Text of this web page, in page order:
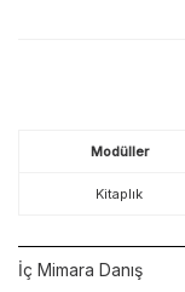
Modüller
Kitaplık
İç Mimara Danış